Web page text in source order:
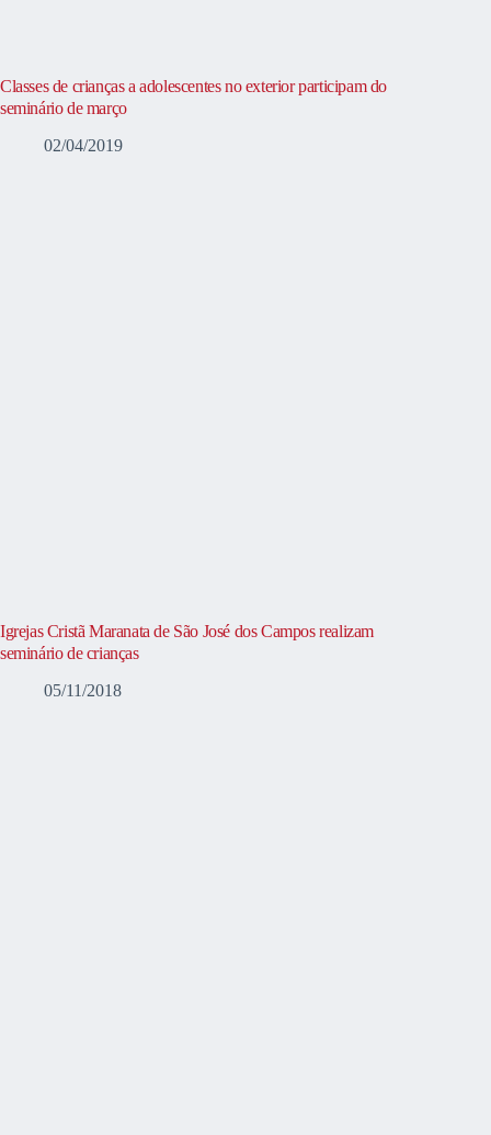
Classes de crianças a adolescentes no exterior participam do
seminário de março
02/04/2019
Igrejas Cristã Maranata de São José dos Campos realizam
seminário de crianças
05/11/2018